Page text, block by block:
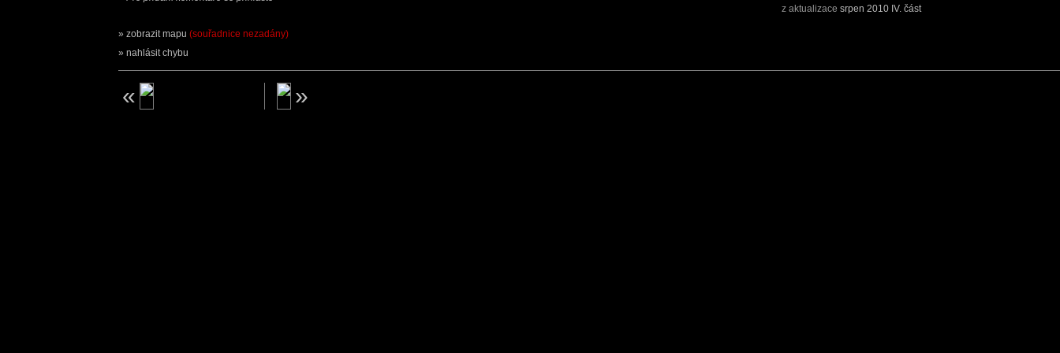
z aktualizace srpen 2010 IV. část
zobrazit mapu (souřadnice nezadány)
nahlásit chybu